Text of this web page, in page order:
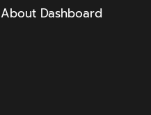
About Dashboard